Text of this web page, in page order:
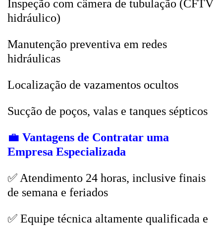
Inspeção com câmera de tubulação (CFTV
hidráulico)
Manutenção preventiva em redes
hidráulicas
Localização de vazamentos ocultos
Sucção de poços, valas e tanques sépticos
💼 Vantagens de Contratar uma
Empresa Especializada
✅ Atendimento 24 horas, inclusive finais
de semana e feriados
✅ Equipe técnica altamente qualificada e